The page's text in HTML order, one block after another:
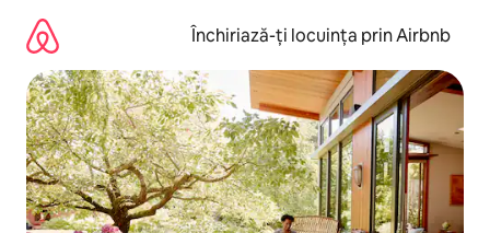
mergi
conținut
Închiriază-ți locuința prin Airbnb